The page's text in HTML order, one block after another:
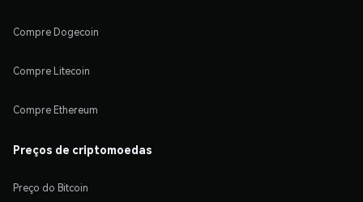
Compre Dogecoin
Compre Litecoin
Compre Ethereum
Preços de criptomoedas
Preço do Bitcoin